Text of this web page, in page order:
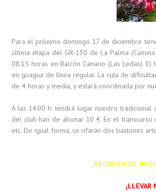
Para el próximo domingo 17 de diciembre
última etapa del GR-130 de La Palma
08:15 horas en Balcón Canario (Las Ledas).
en guagua de línea regular. La ruta de
de 4 horas y media, y estará coordinada por
A las 14:00 h. tendrá lugar nuestro
del club han de abonar 10 €. En el
etc. De igual forma, se rifarán dos bastones
¡RECOGIDA DE
¡LLEVAR